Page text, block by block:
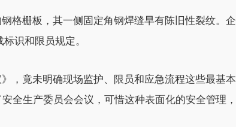
格栅板，其一侧固定角钢焊缝早有陈旧性裂纹。企
识和限员规定。
，竟未明确现场监护、限员和应急流程这些最基本
全生产委员会会议，可惜这种表面化的安全管理，